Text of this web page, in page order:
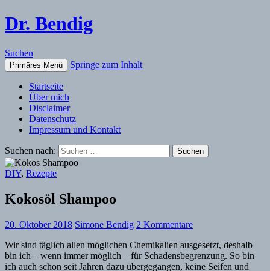
Dr. Bendig
Suchen
Primäres Menü Springe zum Inhalt
Startseite
Über mich
Disclaimer
Datenschutz
Impressum und Kontakt
Suchen nach:
DIY, Rezepte
Kokosöl Shampoo
20. Oktober 2018 Simone Bendig 2 Kommentare
Wir sind täglich allen möglichen Chemikalien ausgesetzt, deshalb
bin ich – wenn immer möglich – für Schadensbegrenzung. So bin
ich auch schon seit Jahren dazu übergegangen, keine Seifen und